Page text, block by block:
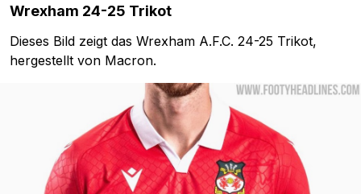
Wrexham 24-25 Trikot
Dieses Bild zeigt das Wrexham A.F.C. 24-25 Trikot,
hergestellt von Macron.